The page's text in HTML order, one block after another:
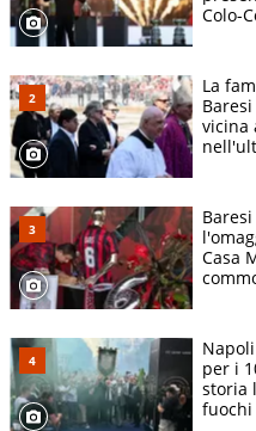
Colo-
La
vicina
Casa
per i
storia
fuochi